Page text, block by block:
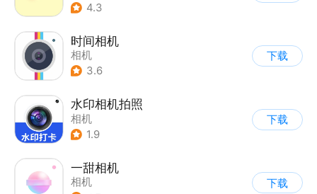
4.3
时间相机
相机
3.6
下载
水印相机拍照
相机
1.9
下载
一甜相机
相机
下载